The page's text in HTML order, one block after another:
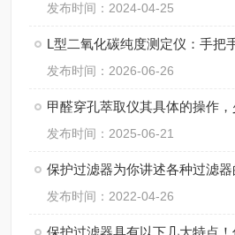
发布时间：2024-04-25
发布时间：2026-06-26
甲醛穿孔萃取仪其具体的操作，
发布时间：2025-06-21
保护过滤器为你讲述各种过滤
发布时间：2022-04-26
保护过滤器具有以下几大特点！